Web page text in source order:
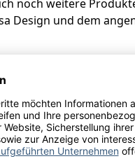
noch weitere
und dem
gereicht werden.